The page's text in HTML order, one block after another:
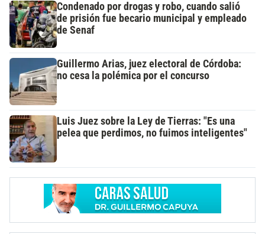
Condenado por drogas y robo, cuando salió
de prisión fue becario municipal y empleado
de Senaf
Guillermo Arias, juez electoral de Córdoba:
no cesa la polémica por el concurso
Luis Juez sobre la Ley de Tierras: "Es una
pelea que perdimos, no fuimos inteligentes"